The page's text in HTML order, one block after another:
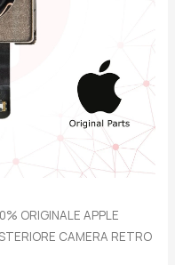
ORIGINALE APPLE
CAMERA RETRO